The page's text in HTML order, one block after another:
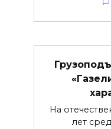
На
лет